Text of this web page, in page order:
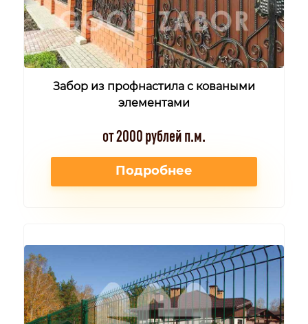
Забор из профнастила с коваными
элементами
от 2000 рублей п.м.
Подробнее